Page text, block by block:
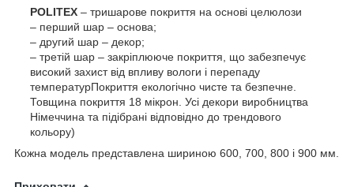
POLITEX – тришарове покриття на основі целюлози
– перший шар – основа;
– другий шар – декор;
– третій шар – закріплююче покриття, що забезпечує
високий захист від впливу вологи і перепаду
температурПокриття екологічно чисте та безпечне.
Товщина покриття 18 мікрон. Усі декори виробництва
Німеччина та підібрані відповідно до трендового
кольору)
Кожна модель представлена шириною 600, 700, 800 і 900 мм.